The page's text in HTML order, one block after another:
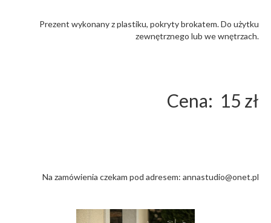
Prezent wykonany z plastiku, pokryty brokatem. Do użytku
zewnętrznego lub we wnętrzach.
Cena: 15 zł
Na zamówienia czekam pod adresem: annastudio@onet.pl